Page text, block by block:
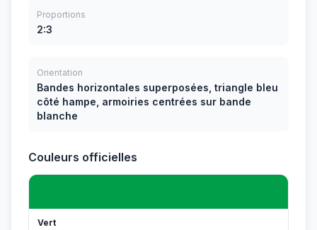
Proportions
2:3
Orientation
Bandes horizontales superposées, triangle bleu
côté hampe, armoiries centrées sur bande
blanche
Couleurs officielles
Vert